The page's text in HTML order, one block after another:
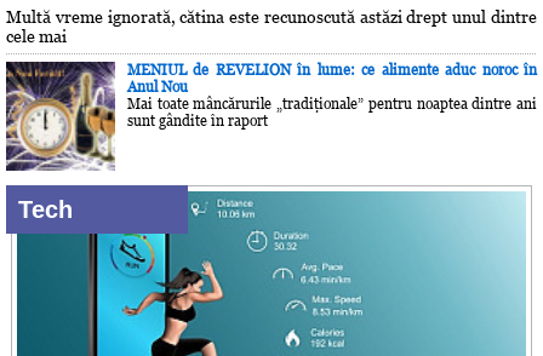
Multă vreme ignorată, cătina este recunoscută astăzi drept unul dintre
cele mai
MENIUL de REVELION în lume: ce alimente aduc noroc în
Anul Nou
Mai toate mâncărurile „tradiţionale” pentru noaptea dintre ani
sunt gândite în raport
Tech